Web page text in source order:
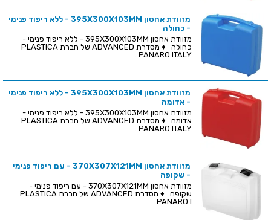
מזוודת אחסון 395X300X103MM - ללא ריפוד פנימי
- כחולה
מזוודת אחסון 395X300X103MM - ללא ריפוד פנימי -
כחולה ♦ מסדרת ADVANCED של חברת PLASTICA
PANARO ITALY ...
מזוודת אחסון 395X300X103MM - ללא ריפוד פנימי
- אדומה
מזוודת אחסון 395X300X103MM - ללא ריפוד פנימי -
אדומה ♦ מסדרת ADVANCED של חברת PLASTICA
PANARO ITALY ...
מזוודת אחסון 370X307X121MM - עם ריפוד פנימי
- שקופה
מזוודת אחסון 370X307X121MM - עם ריפוד פנימי -
שקופה ♦ מסדרת ADVANCED של חברת PLASTICA
PANARO I...